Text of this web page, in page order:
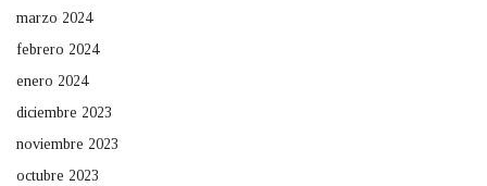
marzo 2024
febrero 2024
enero 2024
diciembre 2023
noviembre 2023
octubre 2023